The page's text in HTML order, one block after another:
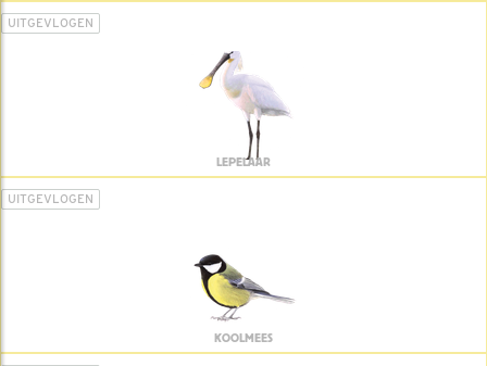
UITGEVLOGEN
LEPELAAR
UITGEVLOGEN
KOOLMEES